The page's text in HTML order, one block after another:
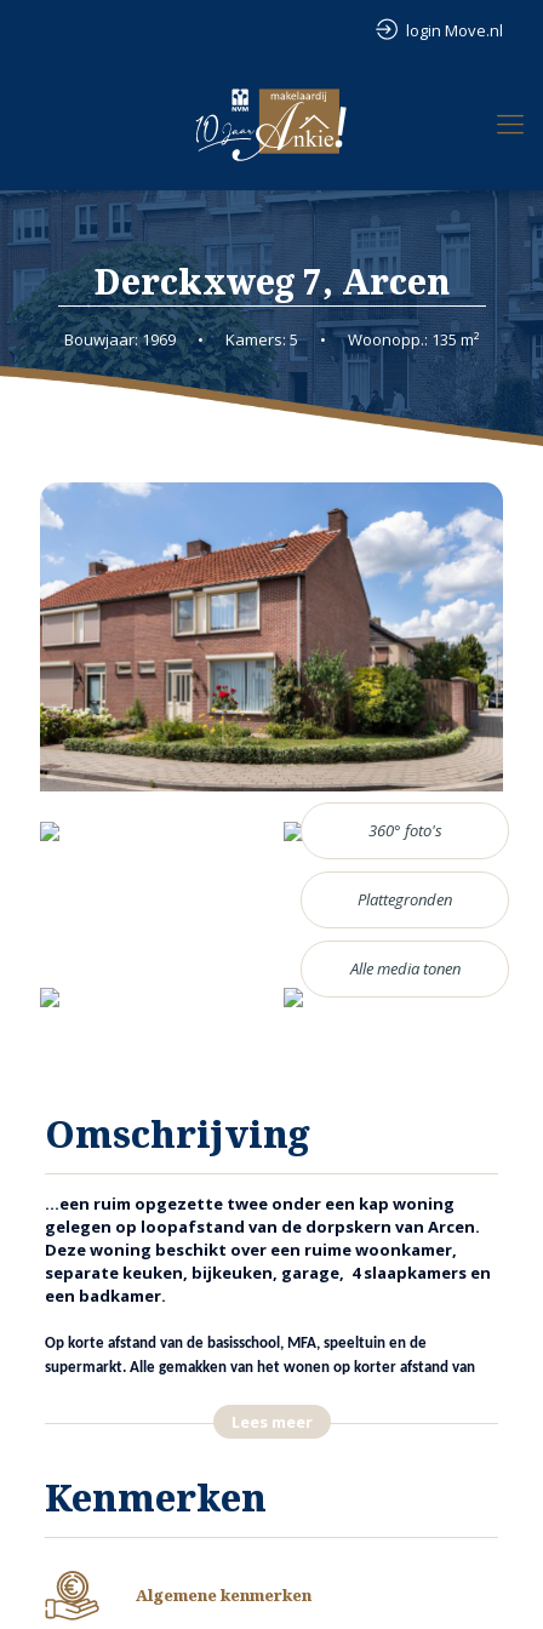
login Move.nl
Derckxweg 7, Arcen
Bouwjaar: 1969 • Kamers: 5 • Woonopp.: 135 m²
360° foto's
Plattegronden
Alle media tonen
Omschrijving
…een ruim opgezette twee onder een kap woning
gelegen op loopafstand van de dorpskern van Arcen.
Deze woning beschikt over een ruime woonkamer,
separate keuken, bijkeuken, garage, 4 slaapkamers en
een badkamer.
Op korte afstand van de basisschool, MFA, speeltuin en de
supermarkt. Alle gemakken van het wonen op korter afstand van
Het is hier genieten van een prachtige omgeving zoals de mooie
bosgebieden.
INDELING
Lees meer
Kenmerken
Algemene kenmerken